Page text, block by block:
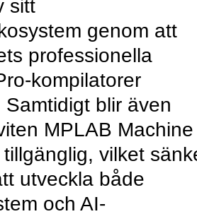
sitt
genom att
professionella
kompilatorer
blir även
MPLAB Machine
vilket
utveckla både
och AI-